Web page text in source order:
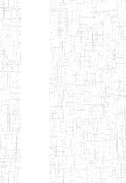
BAPTIST
TEACHERS
TRAINING
COLLEGE
TEACHER'S
TRAINING